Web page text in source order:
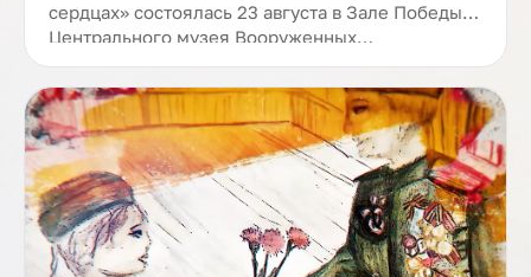
сердцах» состоялась 23 августа в Зале Победы
Центрального музея Вооруженных…